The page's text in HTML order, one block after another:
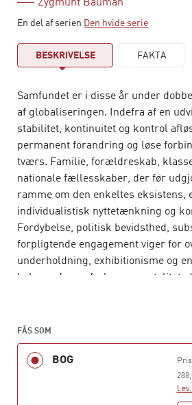
Zygmunt Bauman
En del af serien Den hvide serie
BESKRIVELSE FAKTA
Samfundet er i disse år under
af globaliseringen. Indefra af en
stabilitet, kontinuitet og kontrol
permanent forandring og løse
tværs. Familie, forældreskab,
nationale fællesskaber, der før
ramme om den enkeltes eksistens,
individualistisk nyttetænkning og
Fordybelse, politisk bevidsthed,
forpligtende engagement viger for
underholdning, exhibitionisme og
købmands- og forbrugsmentalitet,
national- og velfærdsstaterne er
Bauman slår til lyd for en
borgeren – ikke forbrugeren – i
FÅS SOM
BOG